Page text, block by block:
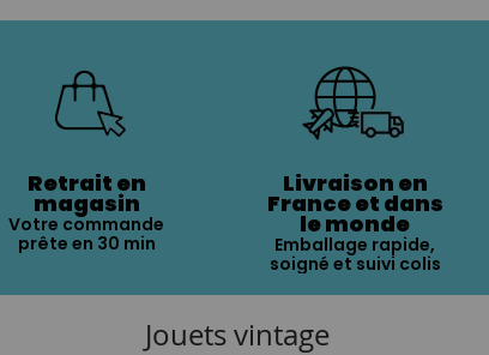
Retrait en
magasin
Votre commande
prête en 30 min
Livraison en
France et dans
le monde
Emballage rapide,
soigné et suivi colis
Jouets vintage